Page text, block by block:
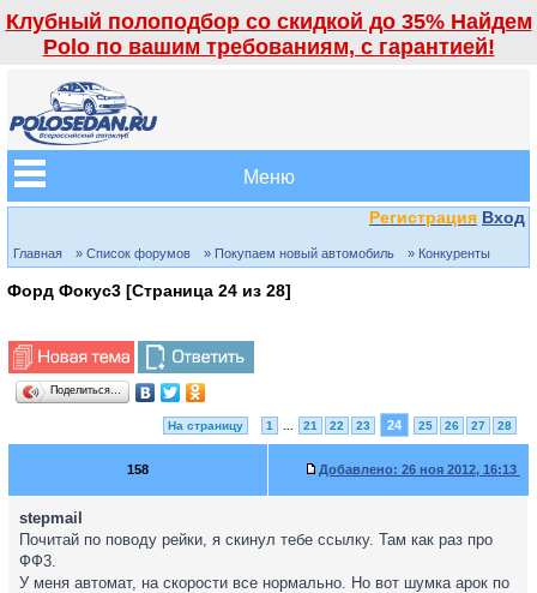
Клубный полоподбор со скидкой до 35% Найдем
Polo по вашим требованиям, с гарантией!
Меню
Регистрация Вход
Главная » Список форумов » Покупаем новый автомобиль » Конкуренты
Форд Фокус3 [Страница 24 из 28]
Поделиться…
На страницу 1 21 22 23 24 25 26 27 28
158 Добавлено: 26 ноя 2012, 16:13
stepmail
Почитай по поводу рейки, я скинул тебе ссылку. Там как раз про
ФФ3.
У меня автомат, на скорости все нормально. Но вот шумка арок по